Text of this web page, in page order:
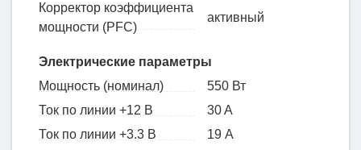
Корректор коэффициента
мощности (PFC)
активный
Электрические параметры
Мощность (номинал)
550 Вт
Ток по линии +12 В
30 A
Ток по линии +3.3 В
19 А